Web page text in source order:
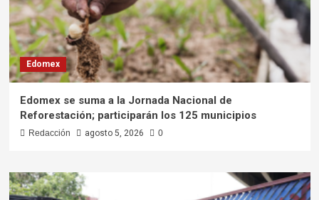
Edomex
Edomex se suma a la Jornada Nacional de
Reforestación; participarán los 125 municipios
Redacción agosto 5, 2026 0